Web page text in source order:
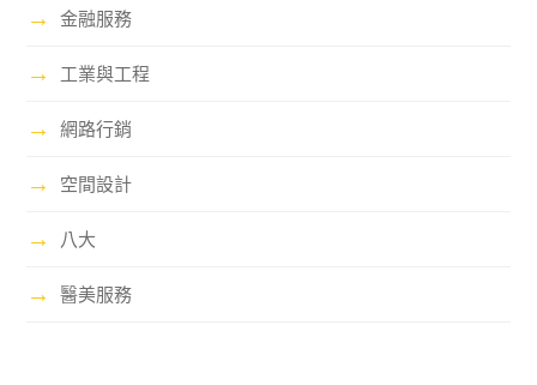
→ 金融服務
→ 工業與工程
→ 網路行銷
→ 空間設計
→ 八大
→ 醫美服務